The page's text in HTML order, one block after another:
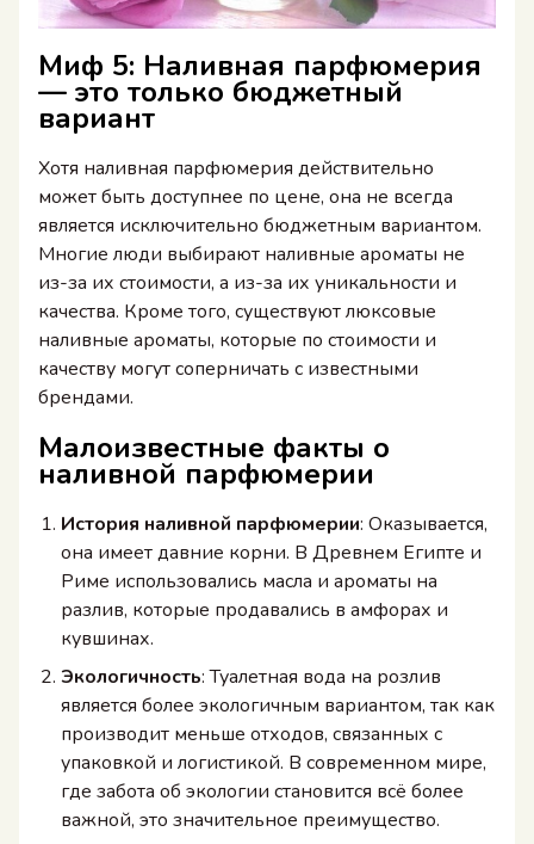
Миф 5: Наливная парфюмерия
— это только бюджетный
вариант
Хотя наливная парфюмерия действительно
может быть доступнее по цене, она не всегда
является исключительно бюджетным вариантом.
Многие люди выбирают наливные ароматы не
из-за их стоимости, а из-за их уникальности и
качества. Кроме того, существуют люксовые
наливные ароматы, которые по стоимости и
качеству могут соперничать с известными
брендами.
Малоизвестные факты о
наливной парфюмерии
История наливной парфюмерии: Оказывается,
она имеет давние корни. В Древнем Египте и
Риме использовались масла и ароматы на
разлив, которые продавались в амфорах и
кувшинах.
Экологичность: Туалетная вода на розлив
является более экологичным вариантом, так как
производит меньше отходов, связанных с
упаковкой и логистикой. В современном мире,
где забота об экологии становится всё более
важной, это значительное преимущество.